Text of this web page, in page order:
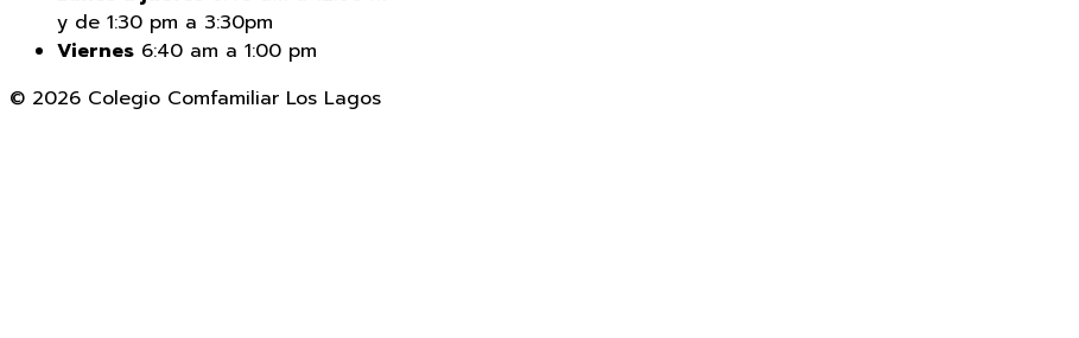
y de 1:30 pm a 3:30pm
Viernes 6:40 am a 1:00 pm
© 2026 Colegio Comfamiliar Los Lagos